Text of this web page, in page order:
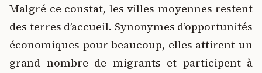
Malgré ce constat, les villes moyennes restent
des terres d’accueil. Synonymes d’opportunités
économiques pour beaucoup, elles attirent un
grand nombre de migrants et participent à